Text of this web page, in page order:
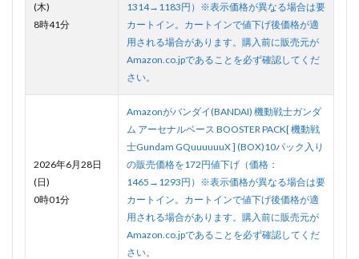
(木)
8時41分
1314→1183円）※表示価格が異なる場合は要
カートイン。カートインで値下げ後価格が適
用される場合があります。購入前に販売元が
Amazon.co.jpであることを必ず確認してくだ
さい。
2026年6月28日
(日)
0時01分
Amazonがバンダイ(BANDAI) 機動戦士ガンダ
ム アーセナルベース BOOSTER PACK[ 機動戦
士Gundam GQuuuuuuX ] (BOX)10パック入り
の販売価格を172円値下げ（価格：
1465→1293円）※表示価格が異なる場合は要
カートイン。カートインで値下げ後価格が適
用される場合があります。購入前に販売元が
Amazon.co.jpであることを必ず確認してくだ
さい。